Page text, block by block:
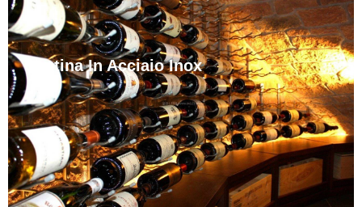
Cantina In Acciaio Inox
Jinhehai Wine Cabinet fornisce cantinette per vino in
acciaio inox personalizzate per club, ville e hotel di
lusso, adattate alle dimensioni del sito, al design e alle
esigenze di temperatura.